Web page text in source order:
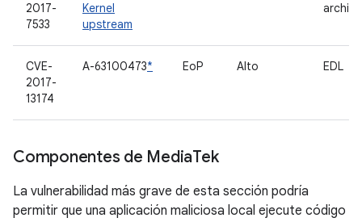
2017-
7533
Kernel
upstream
CVE-
2017-
13174
A-63100473* EoP Alto EDL
Componentes de MediaTek
La vulnerabilidad más grave de esta sección podría
permitir que una aplicación maliciosa local ejecute código